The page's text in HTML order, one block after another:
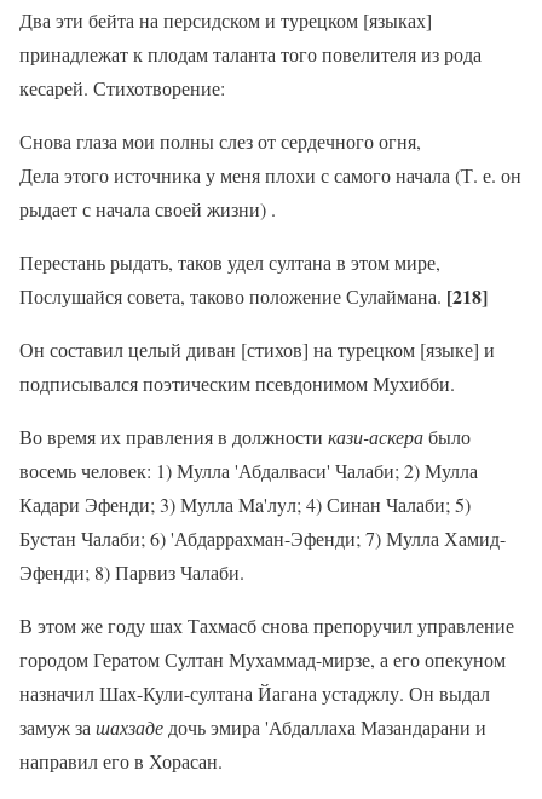
Два эти бейта на персидском и турецком [языках]
принадлежат к плодам таланта того повелителя из рода
кесарей. Стихотворение:
Снова глаза мои полны слез от сердечного огня,
Дела этого источника у меня плохи с самого начала (Т. е. он
рыдает с начала своей жизни) .
Перестань рыдать, таков удел султана в этом мире,
Послушайся совета, таково положение Сулаймана. [218]
Он составил целый диван [стихов] на турецком [языке] и
подписывался поэтическим псевдонимом Мухибби.
Во время их правления в должности кази-аскерабыло
восемь человек: 1) Мулла 'Абдалваси' Чалаби; 2) Мулла
Кадари Эфенди; 3) Мулла Ma'лyл; 4) Синан Чалаби; 5)
Бустан Чалаби; 6) 'Абдаррахман-Эфенди; 7) Мулла Хамид-
Эфенди; 8) Парвиз Чалаби.
В этом же году шах Тахмасб снова препоручил управление
городом Гератом Султан Мухаммад-мирзе, а его опекуном
назначил Шах-Кули-султана Йагана устаджлу. Он выдал
замуж за шахзаде дочь эмира 'Абдаллаха Мазандарани и
направил его в Хорасан.